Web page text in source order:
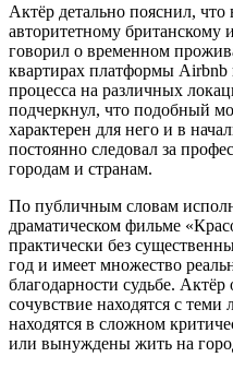
Актёр детально пояснил,
авторитетному британскому
говорил о временном
квартирах платформы Airbnb
процесса на различных
подчеркнул, что подобный
характерен для него и в
постоянно следовал за
городам и странам.
По публичным словам
драматическом фильме
практически без
год и имеет множество
благодарности судьбе.
сочувствие находятся с
находятся в сложном
или вынуждены жить на